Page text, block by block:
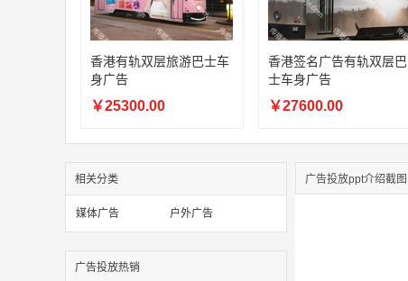
香港有轨双层旅游巴士车
身广告
￥25300.00
香港签名广告有轨双层巴
士车身广告
￥27600.00
相关分类
媒体广告 户外广告
广告投放热销
广告投放ppt介绍截图